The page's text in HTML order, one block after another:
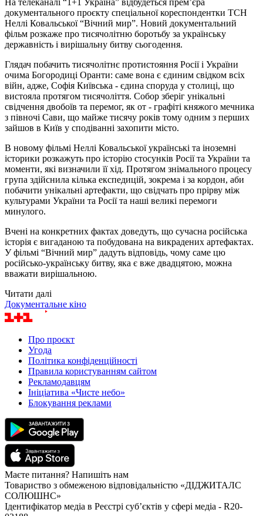
документального проєкту спеціальної кореспондентки ТСН
Неллі Ковальської “Вічний мир”. Новий документальний
фільм розкаже про тисячолітню боротьбу за українську
державність і вирішальну битву сьогодення.
Глядач побачить тисячолітнє протистояння Росії і України
очима Богородиці Оранти: саме вона є єдиним свідком всіх
війн, адже, Софія Київська - єдина споруда у столиці, що
вистояла протягом тисячоліття. Собор зберіг унікальні
свідчення двобоїв та перемог, як от - графіті княжого мечника
з півночі Сави, що майже тисячу років тому одним з перших
зайшов в Київ у сподіванні захопити місто.
В новому фільмі Неллі Ковальської українські та іноземні
історики розкажуть про історію стосунків Росії та України та
моменти, які визначили її хід. Протягом знімального процесу
група здійснила кілька експедицій, зокрема і за кордон, аби
побачити унікальні артефакти, що свідчать про прірву між
культурами України та Росії та наші великі перемоги
минулого.
Вчені на конкретних фактах доведуть, що сучасна російська
історія є вигаданою та побудована на викрадених артефактах.
У фільмі “Вічний мир” дадуть відповідь, чому саме цю
російсько-українську битву, яка є вже двадцятою, можна
вважати вирішальною.
Читати далі
Документальне кіно
Про проєкт
Угода
Політика конфіденційності
Правила користуванням сайтом
Рекламодавцям
Ініціатива «Чисте небо»
Блокування реклами
Маєте питання? Напишіть нам
Товариство з обмеженою відповідальністю «ДІДЖИТАЛС
СОЛЮШНС»
Ідентифікатор медіа в Реєстрі суб’єктів у сфері медіа - R20-